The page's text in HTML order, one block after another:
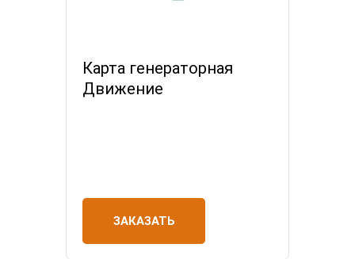
Карта генераторная
Движение
ЗАКАЗАТЬ